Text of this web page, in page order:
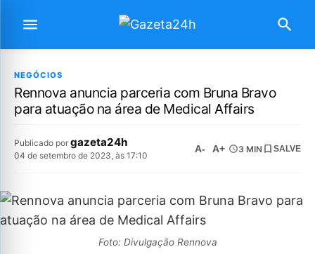
NEGÓCIOS
Rennova anuncia parceria com Bruna Bravo
para atuação na área de Medical Affairs
Publicado por gazeta24h
04 de setembro de 2023, às 17:10
A- A+ 3 MIN SALVE
Foto: Divulgação Rennova